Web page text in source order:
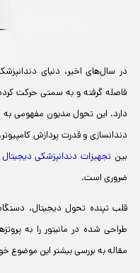
در سال‌های اخیر، دنیای
فاصله گرفته و به سمتی حرکت
دارد. این تحول مدیون مفهومی به
دندانسازی و قدرت پردازش
بین تجهیزات دندانپزشکی دیجیتال
ضروری است.
قلب تپنده تحول دیجیتال،
طراحی شده در مانیتور را به
مقاله به بررسی بیشتر این موضوع